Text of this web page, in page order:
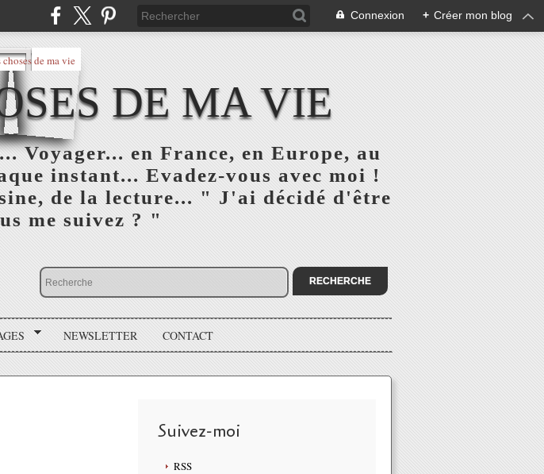
Connexion + Créer mon blog
DE MA VIE
Voyager... en France, en Europe, au
instant... Evadez-vous avec moi !
de la lecture... " J'ai décidé d'être
me suivez ? "
NEWSLETTER CONTACT
Suivez-moi
RSS